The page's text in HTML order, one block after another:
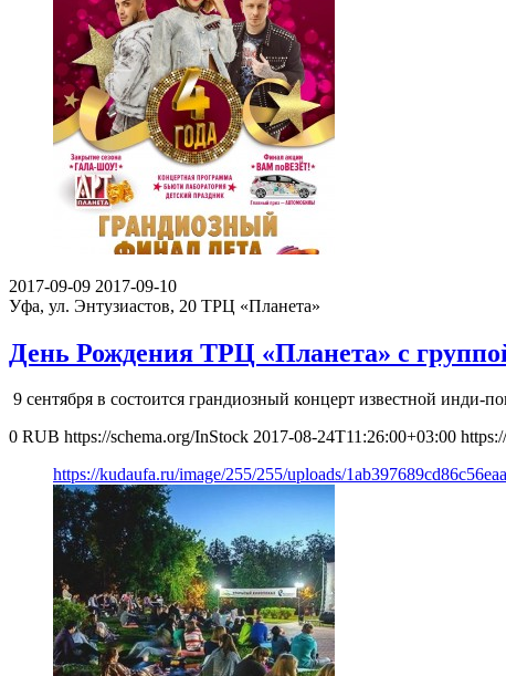
2017-09-09 2017-09-10
Уфа, ул. Энтузиастов, 20 ТРЦ «Планета»
День Рождения ТРЦ «Планета» с
9 сентября в состоится грандиозный концерт известной
0 RUB https://schema.org/InStock 2017-08-24T11:26:00+03:00
https://kudaufa.ru/image/255/255/uploads/